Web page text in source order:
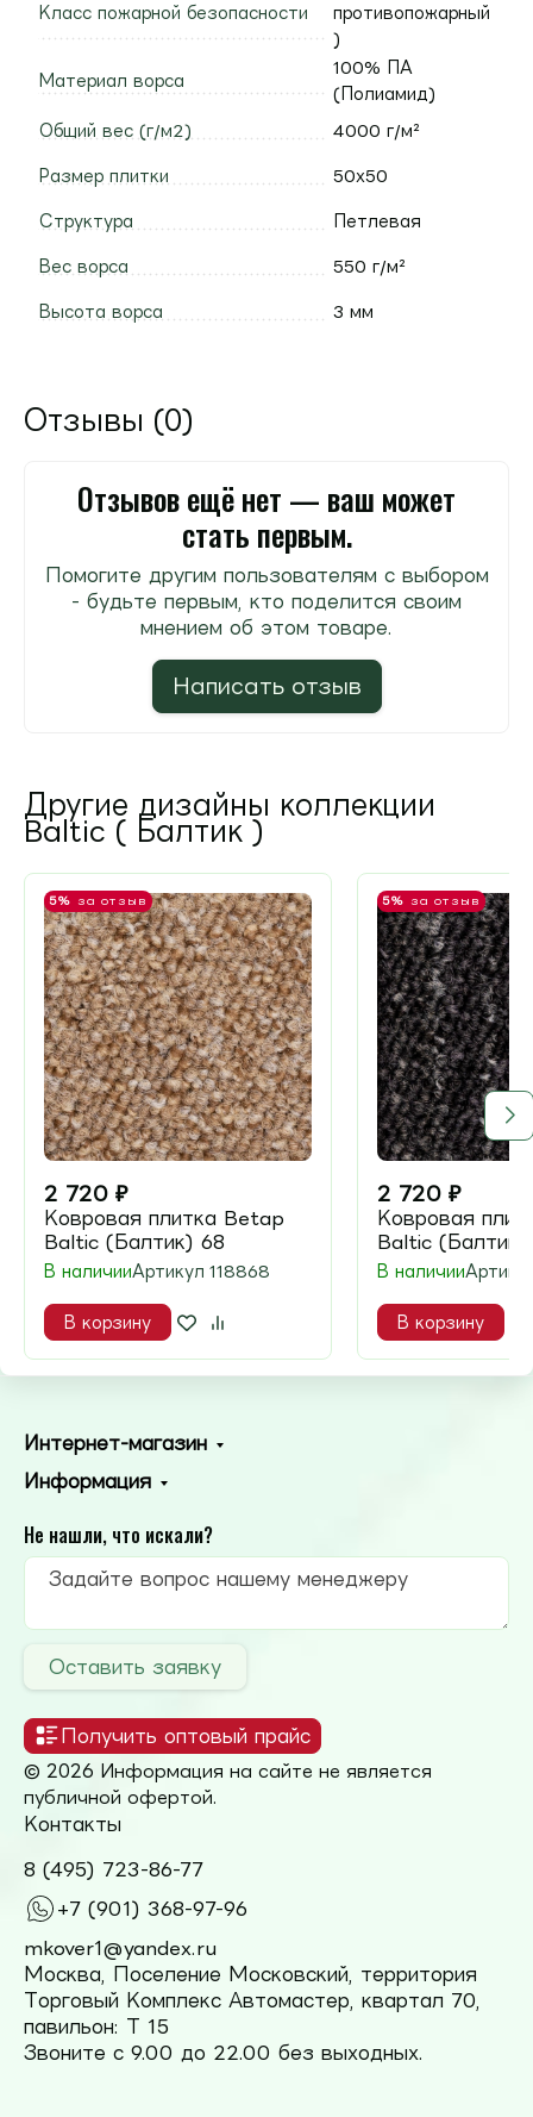
Класс пожарной безопасности
противопожарный
)
Материал ворса
100% ПА
(Полиамид)
Общий вес (г/м2) 4000 г/м²
Размер плитки 50х50
Структура Петлевая
Вес ворса 550 г/м²
Высота ворса 3 мм
Отзывы (0)
Отзывов ещё нет — ваш может
стать первым.
Помогите другим пользователям с выбором
- будьте первым, кто поделится своим
мнением об этом товаре.
Написать отзыв
Другие дизайны коллекции
Baltic ( Балтик )
5% за отзыв
2 720 ₽
Ковровая плитка Betap
Baltic (Балтик) 68
В наличииАртикул 118868
В корзину
5% за отзыв
2 720 ₽
Ковровая
Baltic (Балтик)
В наличии
В корзину
Интернет-магазин
Информация
Не нашли, что искали?
Оставить заявку
Получить оптовый прайс
© 2026 Информация на сайте не является
публичной офертой.
Контакты
8 (495) 723-86-77
+7 (901) 368-97-96
mkover1@yandex.ru
Москва, Поселение Московский, территория
Торговый Комплекс Автомастер, квартал 70,
павильон: Т 15
Звоните с 9.00 до 22.00 без выходных.